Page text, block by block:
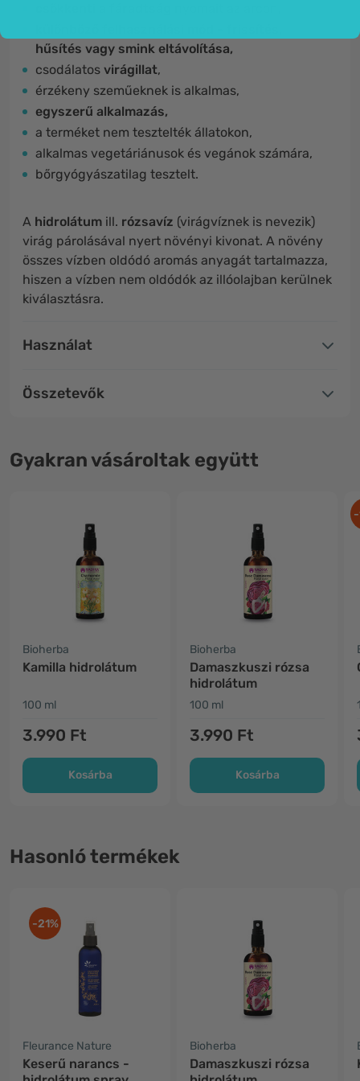
hűsítés vagy smink eltávolítása,
csodálatos virágillat,
érzékeny szeműeknek is alkalmas,
egyszerű alkalmazás,
a terméket nem tesztelték állatokon,
alkalmas vegetáriánusok és vegánok számára,
bőrgyógyászatilag tesztelt.
A hidrolátum ill. rózsavíz (virágvíznek is nevezik)
virág párolásával nyert növényi kivonat. A növény
összes vízben oldódó aromás anyagát tartalmazza,
hiszen a vízben nem oldódók az illóolajban kerülnek
kiválasztásra.
Használat
Összetevők
Gyakran vásároltak együtt
Bioherba
Kamilla hidrolátum
100 ml
3.990 Ft
Kosárba
Bioherba
Damaszkuszi rózsa
hidrolátum
100 ml
3.990 Ft
Kosárba
Hasonló termékek
-21%
Fleurance Nature
Keserű narancs -
Bioherba
Damaszkuszi rózsa